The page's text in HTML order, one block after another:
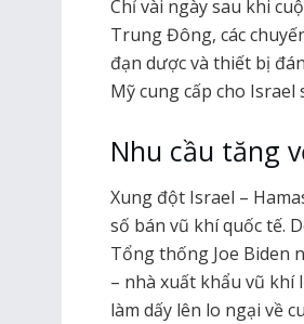
Chỉ vài ngày sau khi
Trung Đông, các
đạn dược và thiết bị
Mỹ cung cấp cho
Nhu cầu tăng
Xung đột Israel –
số bán vũ khí quốc tế.
Tổng thống Joe Biden
– nhà xuất khẩu vũ khí
làm dấy lên lo ngại về